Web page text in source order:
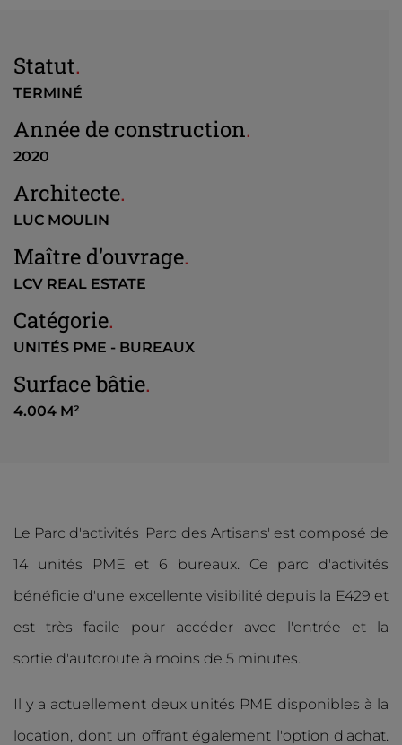
Statut.
TERMINÉ
Année de construction.
2020
Architecte.
LUC MOULIN
Maître d'ouvrage.
LCV REAL ESTATE
Catégorie.
UNITÉS PME - BUREAUX
Surface bâtie.
4.004 M²
Le Parc d'activités 'Parc des Artisans' est composé de
14 unités PME et 6 bureaux. Ce parc d'activités
bénéficie d'une excellente visibilité depuis la E429 et
est très facile pour accéder avec l'entrée et la
sortie d'autoroute à moins de 5 minutes.
Il y a actuellement deux unités PME disponibles à la
location, dont un offrant également l'option d'achat.